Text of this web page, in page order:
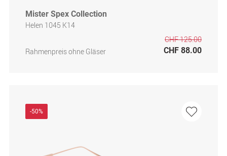
Mister Spex Collection
Helen 1045 K14
Rahmenpreis ohne Gläser
CHF 125.00
CHF 88.00
-50%